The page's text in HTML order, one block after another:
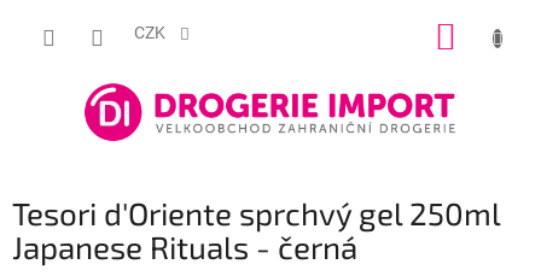
CZK
Tesori d'Oriente sprchvý gel 250ml
Japanese Rituals - černá